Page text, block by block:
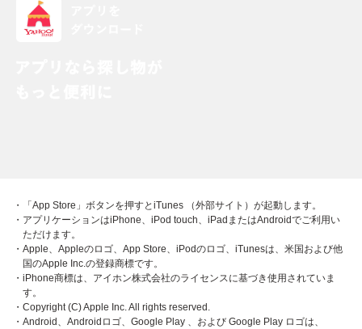
・「App Store」ボタンを押すとiTunes （外部サイト）が起動します。
・アプリケーションはiPhone、iPod touch、iPadまたはAndroidでご利用い
ただけます。
・Apple、Appleのロゴ、App Store、iPodのロゴ、iTunesは、米国および他
国のApple Inc.の登録商標です。
・iPhone商標は、アイホン株式会社のライセンスに基づき使用されていま
す。
・Copyright (C) Apple Inc. All rights reserved.
・Android、Androidロゴ、Google Play 、および Google Play ロゴは、